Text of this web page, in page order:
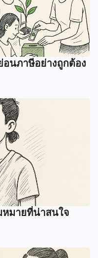
นภาษีอย่างถูกต้อง
มายที่น่าสนใจ